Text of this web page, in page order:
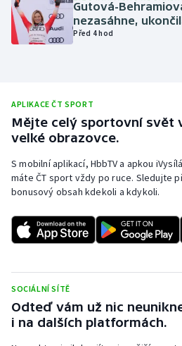
Motorsport
Olympijské hry
Plavání
Ragby
Rychlobruslení
Short track
Sportovní střelba
Gutová-
nezasáhne,
Před 4 hod
APLIKACE ČT SPORT
Mějte celý sportovní svět
velké obrazovce.
S mobilní aplikací, HbbTV a apkou
máte ČT sport vždy po ruce. Sledujte
bonusový obsah kdekoli a kdykoli.
SOCIÁLNÍ SÍTĚ
Odteď vám už nic
i na dalších platformách.